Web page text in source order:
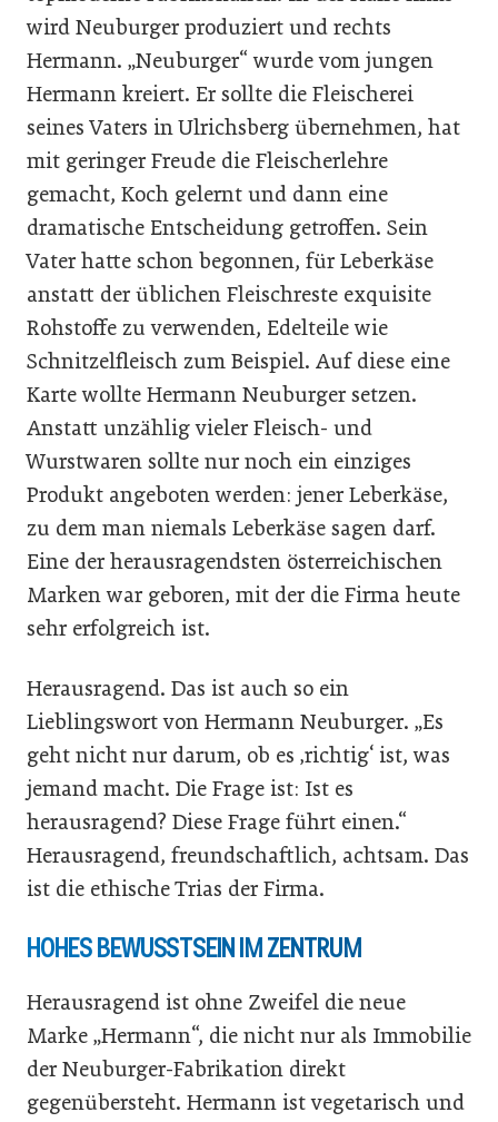
wird Neuburger produziert und rechts
Hermann. „Neuburger“ wurde vom jungen
Hermann kreiert. Er sollte die Fleischerei
seines Vaters in Ulrichsberg übernehmen, hat
mit geringer Freude die Fleischerlehre
gemacht, Koch gelernt und dann eine
dramatische Entscheidung getroffen. Sein
Vater hatte schon begonnen, für Leberkäse
anstatt der üblichen Fleischreste exquisite
Rohstoffe zu verwenden, Edelteile wie
Schnitzelfleisch zum Beispiel. Auf diese eine
Karte wollte Hermann Neuburger setzen.
Anstatt unzählig vieler Fleisch- und
Wurstwaren sollte nur noch ein einziges
Produkt angeboten werden: jener Leberkäse,
zu dem man niemals Leberkäse sagen darf.
Eine der herausragendsten österreichischen
Marken war geboren, mit der die Firma heute
sehr erfolgreich ist.
Herausragend. Das ist auch so ein
Lieblingswort von Hermann Neuburger. „Es
geht nicht nur darum, ob es ‚richtig‘ ist, was
jemand macht. Die Frage ist: Ist es
herausragend? Diese Frage führt einen.“
Herausragend, freundschaftlich, achtsam. Das
ist die ethische Trias der Firma.
HOHES BEWUSSTSEIN IM ZENTRUM
Herausragend ist ohne Zweifel die neue
Marke „Hermann“, die nicht nur als Immobilie
der Neuburger-Fabrikation direkt
gegenübersteht. Hermann ist vegetarisch und